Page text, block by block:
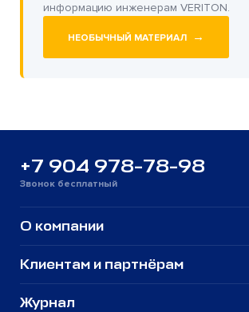
информацию инженерам VERITON.
НЕОБЫЧНЫЙ МАТЕРИАЛ →
+7 904 978-78-98
Звонок бесплатный
О компании
Клиентам и партнёрам
Журнал